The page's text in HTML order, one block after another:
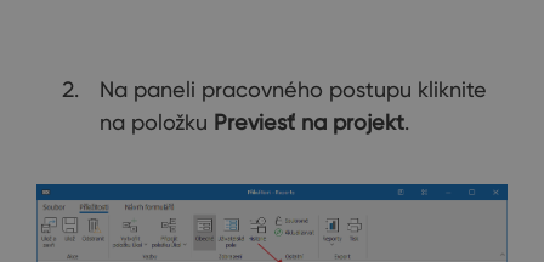
Na paneli pracovného postupu kliknite
na položku Previesť na projekt.